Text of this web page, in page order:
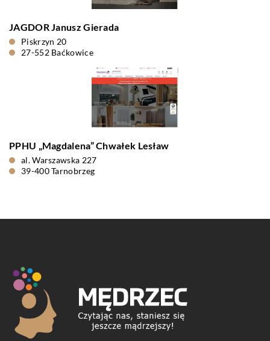
JAGDOR Janusz Gierada
Piskrzyn 20
27-552 Baćkowice
PPHU „Magdalena” Chwałek Lesław
al. Warszawska 227
39-400 Tarnobrzeg